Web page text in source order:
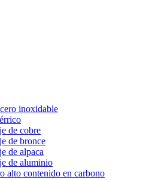
inoxidable
de cobre
de bronce
de alpaca
de aluminio
alto contenido en carbono